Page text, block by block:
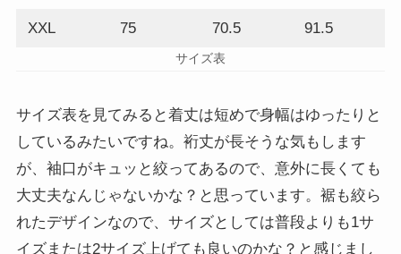
XXL 75 70.5 91.5
サイズ表
サイズ表を見てみると着丈は短めで身幅はゆったりと
しているみたいですね。裄丈が長そうな気もします
が、袖口がキュッと絞ってあるので、意外に長くても
大丈夫なんじゃないかな？と思っています。裾も絞ら
れたデザインなので、サイズとしては普段よりも1サ
イズまたは2サイズ上げても良いのかな？と感じまし